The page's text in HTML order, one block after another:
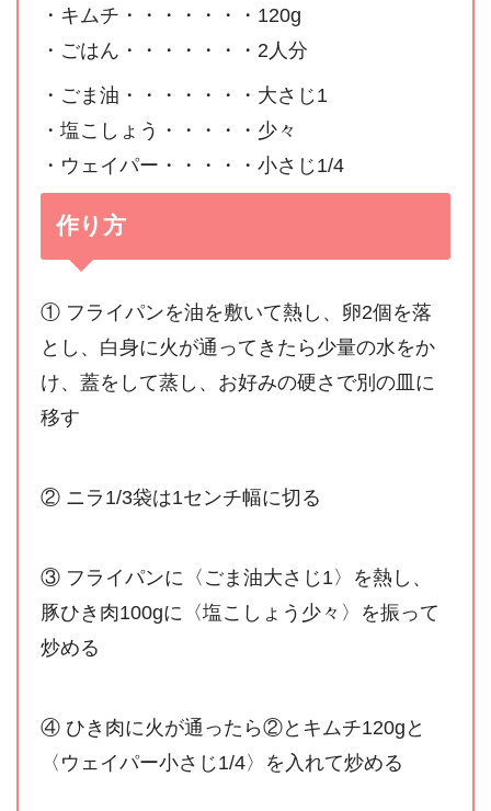
・キムチ・・・・・・・120g
・ごはん・・・・・・・2人分
・ごま油・・・・・・・大さじ1
・塩こしょう・・・・・少々
・ウェイパー・・・・・小さじ1/4
作り方
① フライパンを油を敷いて熱し、卵2個を落
とし、白身に火が通ってきたら少量の水をか
け、蓋をして蒸し、お好みの硬さで別の皿に
移す
② ニラ1/3袋は1センチ幅に切る
③ フライパンに〈ごま油大さじ1〉を熱し、
豚ひき肉100gに〈塩こしょう少々〉を振って
炒める
④ ひき肉に火が通ったら②とキムチ120gと
〈ウェイパー小さじ1/4〉を入れて炒める